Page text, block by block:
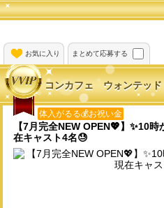
お気に入り まとめて応募する
コンカフェ ウォンテッド
体入がるる💰お祝い金
【7月完全NEW OPEN💖】✨10
在キャスト4名😓